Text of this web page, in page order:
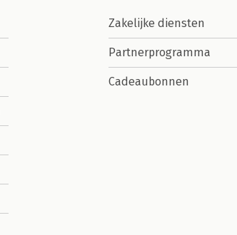
Zakelijke diensten
Partnerprogramma
Cadeaubonnen